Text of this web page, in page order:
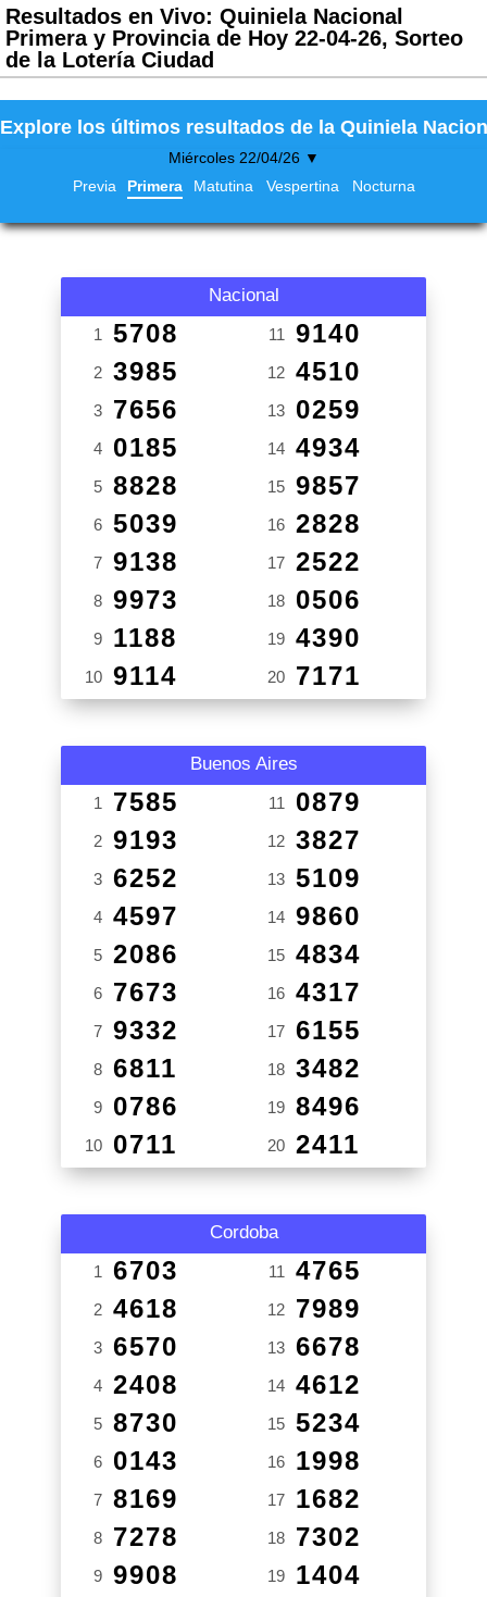
Resultados en Vivo: Quiniela Nacional
Primera y Provincia de Hoy 22-04-26, Sorteo
de la Lotería Ciudad
Explore los últimos resultados de la Quiniela
Miércoles 22/04/26 ▼
Previa
Primera Matutina Vespertina Nocturna
Nacional
1 5708
2 3985
3 7656
4 0185
5 8828
6 5039
7 9138
8 9973
9 1188
10 9114
11 9140
12 4510
13 0259
14 4934
15 9857
16 2828
17 2522
18 0506
19 4390
20 7171
Buenos Aires
1 7585
2 9193
3 6252
4 4597
5 2086
6 7673
7 9332
8 6811
9 0786
10 0711
11 0879
12 3827
13 5109
14 9860
15 4834
16 4317
17 6155
18 3482
19 8496
20 2411
Cordoba
1 6703
2 4618
3 6570
4 2408
5 8730
6 0143
7 8169
8 7278
9 9908
11 4765
12 7989
13 6678
14 4612
15 5234
16 1998
17 1682
18 7302
19 1404